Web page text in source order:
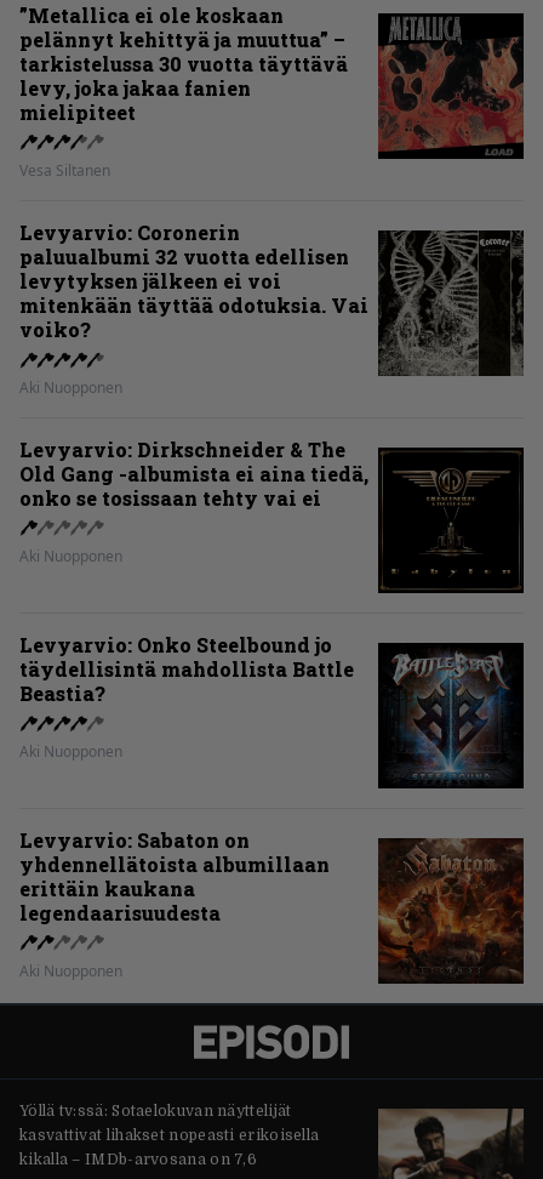
”Metallica ei ole koskaan
pelännyt kehittyä ja muuttua” –
tarkistelussa 30 vuotta täyttävä
levy, joka jakaa fanien
mielipiteet
Vesa Siltanen
Levyarvio: Coronerin
paluualbumi 32 vuotta edellisen
levytyksen jälkeen ei voi
mitenkään täyttää odotuksia. Vai
voiko?
Aki Nuopponen
Levyarvio: Dirkschneider & The
Old Gang -albumista ei aina tiedä,
onko se tosissaan tehty vai ei
Aki Nuopponen
Levyarvio: Onko Steelbound jo
täydellisintä mahdollista Battle
Beastia?
Aki Nuopponen
Levyarvio: Sabaton on
yhdennellätoista albumillaan
erittäin kaukana
legendaarisuudesta
Aki Nuopponen
Yöllä tv:ssä: Sotaelokuvan näyttelijät
kasvattivat lihakset nopeasti erikoisella
kikalla – IMDb-arvosana on 7,6